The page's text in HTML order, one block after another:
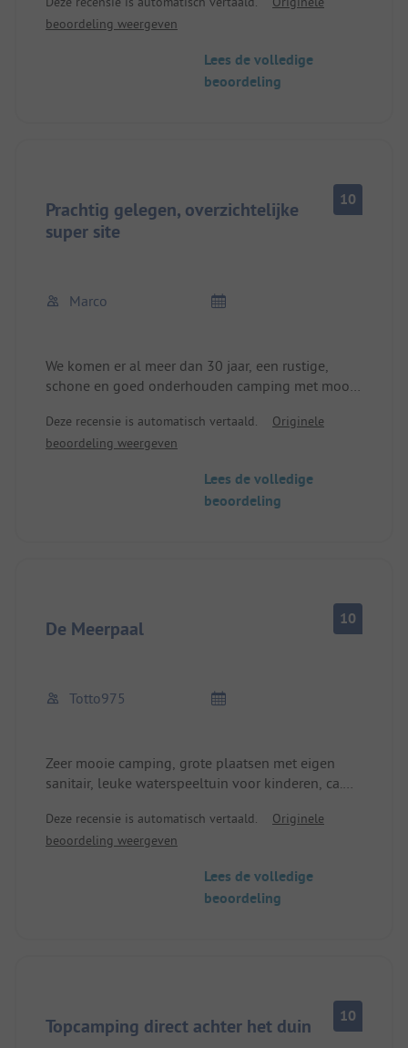
natuurlijk ook zijn prijs heeft. De camping maakt
een geweldige indruk. Het personeel was zeer
beoordeling weergeven
Lees de volledige
beoordeling
Prachtig gelegen, overzichtelijke
super site
10
Marco
We komen er al meer dan 30 jaar, een rustige,
schone en goed onderhouden camping met mooie
Het personeel is erg vriendelijk, bij aankomst
wordt de caravan meteen op de grasplaats
Broodjes, patat, Frikandell en andere Nederlandse
het grote piratenschip en het enorme luchtgevulde
springkussen, dat de kinderen de hele dag bezig
Deze recensie is automatisch vertaald.
Originele
beoordeling weergeven
Lees de volledige
beoordeling
De Meerpaal 10
Totto975
Zeer mooie camping, grote plaatsen met eigen
sanitair, leuke waterspeeltuin voor kinderen, ca.
Deze recensie is automatisch vertaald.
Originele
beoordeling weergeven
Lees de volledige
beoordeling
Topcamping direct achter het duin 10